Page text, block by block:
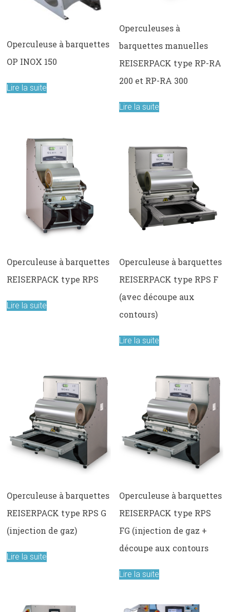
Operculeuse à barquettes
OP INOX 150
Lire la suite
Operculeuses à
barquettes manuelles
REISERPACK type RP-RA
200 et RP-RA 300
Lire la suite
Operculeuse à barquettes
REISERPACK type RPS
Lire la suite
Operculeuse à barquettes
REISERPACK type RPS F
(avec découpe aux
contours)
Lire la suite
Operculeuse à barquettes
REISERPACK type RPS G
(injection de gaz)
Lire la suite
Operculeuse à barquettes
REISERPACK type RPS
FG (injection de gaz +
découpe aux contours
Lire la suite